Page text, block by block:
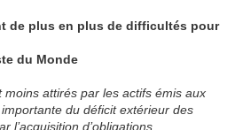
de plus en plus de difficultés pour
du Monde
attirés par les actifs émis aux
du déficit extérieur des
l’acquisition d’obligations